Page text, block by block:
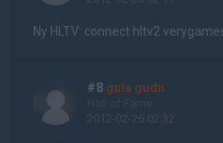
Ny HLTV: connect
#8 gula gudn
2012-02-26 02:32